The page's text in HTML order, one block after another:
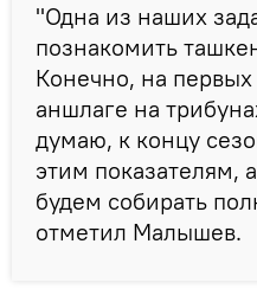
"Одна из наших
познакомить
Конечно, на первых
аншлаге на
думаю, к концу
этим показателям,
будем собирать
отметил Малышев.